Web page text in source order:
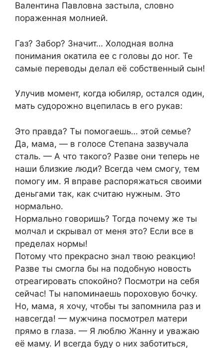
Валентина Павловна застыла, словно
пораженная молнией.
Газ? Забор? Значит… Холодная волна
понимания окатила ее с головы до ног. Те
самые переводы делал её собственный сын!
Улучив момент, когда юбиляр, остался один,
мать судорожно вцепилась в его рукав:
Это правда? Ты помогаешь… этой семье?
Да, мама, — в голосе Степана зазвучала
сталь. — А что такого? Разве они теперь не
наши близкие люди? Всегда чем смогу, тем
помогу им. Я вправе распоряжаться своими
деньгами так, как считаю нужным. Это
нормально.
Нормально говоришь? Тогда почему же ты
молчал и скрывал от меня это? Если все в
пределах нормы!
Потому что прекрасно знал твою реакцию!
Разве ты смогла бы на подобную новость
отреагировать спокойно? Посмотри на себя
сейчас! Ты напоминаешь пороховую бочку.
Но, мама, я хочу, чтобы ты запомнила раз и
навсегда! — мужчина посмотрел матери
прямо в глаза. — Я люблю Жанну и уважаю
её маму. И всегда буду о них заботиться,